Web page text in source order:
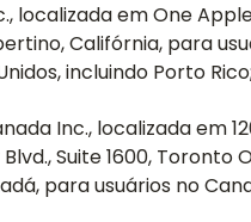
localizada em One
Califórnia, para
incluindo Porto Rico;
Inc., localizada em
Suite 1600, Toronto
para usuários no